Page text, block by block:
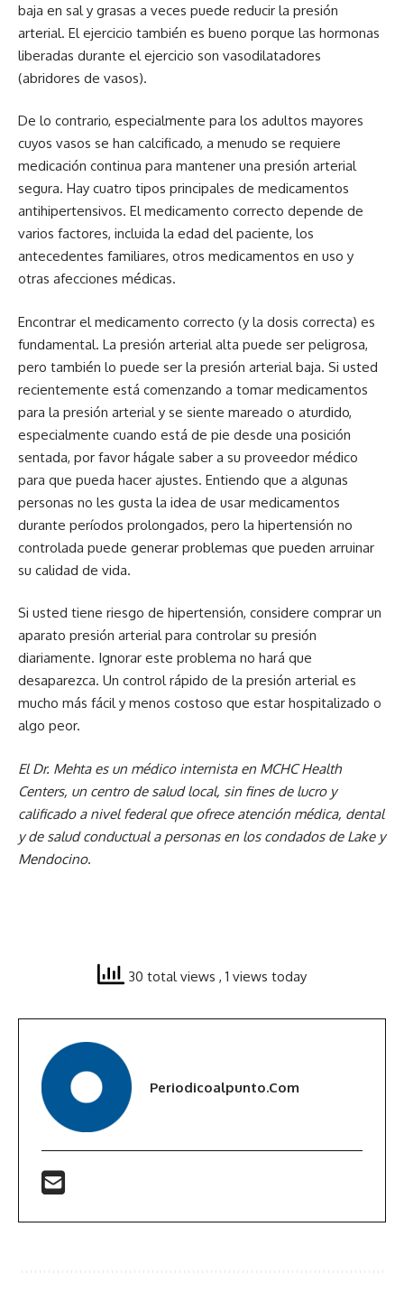
baja en sal y grasas a veces puede reducir la presión
arterial. El ejercicio también es bueno porque las hormonas
liberadas durante el ejercicio son vasodilatadores
(abridores de vasos).
De lo contrario, especialmente para los adultos mayores
cuyos vasos se han calcificado, a menudo se requiere
medicación continua para mantener una presión arterial
segura. Hay cuatro tipos principales de medicamentos
antihipertensivos. El medicamento correcto depende de
varios factores, incluida la edad del paciente, los
antecedentes familiares, otros medicamentos en uso y
otras afecciones médicas.
Encontrar el medicamento correcto (y la dosis correcta) es
fundamental. La presión arterial alta puede ser peligrosa,
pero también lo puede ser la presión arterial baja. Si usted
recientemente está comenzando a tomar medicamentos
para la presión arterial y se siente mareado o aturdido,
especialmente cuando está de pie desde una posición
sentada, por favor hágale saber a su proveedor médico
para que pueda hacer ajustes. Entiendo que a algunas
personas no les gusta la idea de usar medicamentos
durante períodos prolongados, pero la hipertensión no
controlada puede generar problemas que pueden arruinar
su calidad de vida.
Si usted tiene riesgo de hipertensión, considere comprar un
aparato presión arterial para controlar su presión
diariamente. Ignorar este problema no hará que
desaparezca. Un control rápido de la presión arterial es
mucho más fácil y menos costoso que estar hospitalizado o
algo peor.
El Dr. Mehta es un médico internista en MCHC Health
Centers, un centro de salud local, sin fines de lucro y
calificado a nivel federal que ofrece atención médica, dental
y de salud conductual a personas en los condados de Lake y
Mendocino.
30 total views , 1 views today
Periodicoalpunto.com